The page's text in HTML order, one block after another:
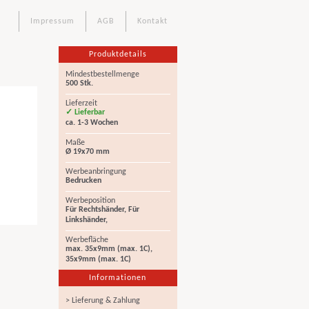
Kontakt
AGB
Impressum
Produktdetails
Mindestbestellmenge
500 Stk.
Lieferzeit
✓ Lieferbar
ca. 1-3 Wochen
Maße
Ø 19x70 mm
Werbeanbringung
Bedrucken
Werbeposition
Für Rechtshänder, Für
Linkshänder,
Werbefläche
max. 35x9mm (max. 1C),
35x9mm (max. 1C)
Informationen
> Lieferung & Zahlung